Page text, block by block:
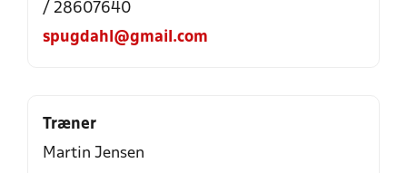
/ 28607640
spugdahl@gmail.com
Træner
Martin Jensen